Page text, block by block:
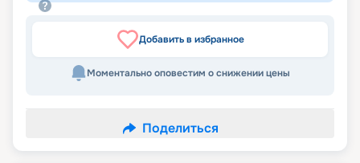
Добавить в избранное
Моментально оповестим о снижении цены
Поделиться